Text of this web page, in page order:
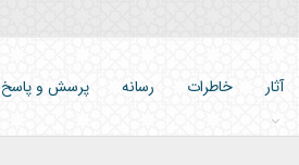
آثار خاطرات رسانه پرسش و پاسخ